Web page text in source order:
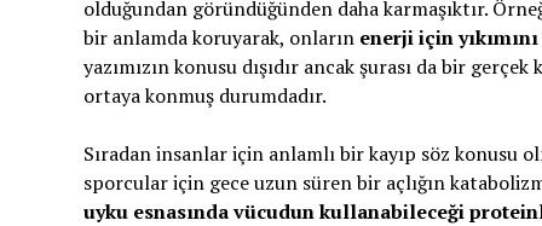
olduğundan göründüğünden daha karmaşıktır.
bir anlamda koruyarak, onların enerji için
yazımızın konusu dışıdır ancak şurası da bir
ortaya konmuş durumdadır.
Sıradan insanlar için anlamlı bir kayıp söz konusu
sporcular için gece uzun süren bir açlığın
uyku esnasında vücudun kullanabileceği